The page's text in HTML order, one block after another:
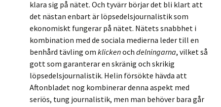
klara sig på nätet. Och tyvärr börjar det bli klart att
det nästan enbart är löpsedelsjournalistik som
ekonomiskt fungerar på nätet. Nätets snabbhet i
kombination med de sociala medierna leder till en
benhård tävling om klickenoch delningarna, vilket så
gott som garanterar en skränig och skrikig
löpsedelsjournalistik. Helin försökte hävda att
Aftonbladet nog kombinerar denna aspekt med
seriös, tung journalistik, men man behöver bara går